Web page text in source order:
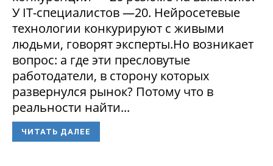
У IT-специалистов —20. Нейросетевые
технологии конкурируют с живыми
людьми, говорят эксперты.Но возникает
вопрос: а где эти пресловутые
работодатели, в сторону которых
развернулся рынок? Потому что в
реальности найти...
ЧИТАТЬ ДАЛЕЕ